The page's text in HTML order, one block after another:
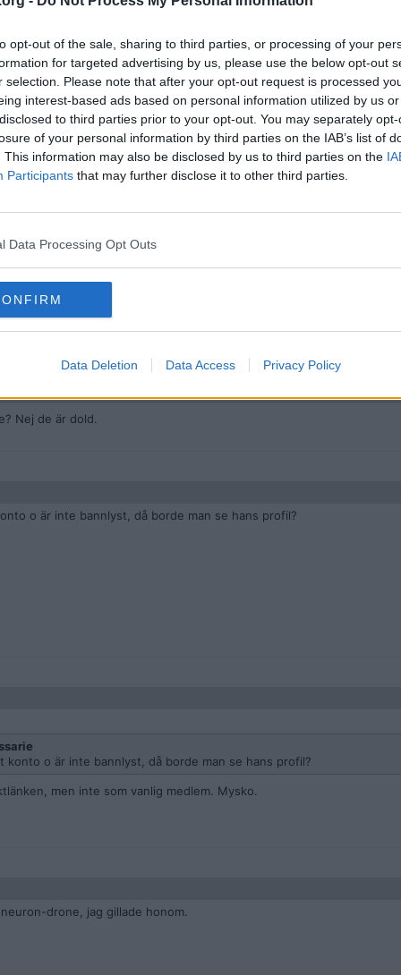
opt-out of the sale, sharing to third parties, or processing of your
for targeted advertising by us, please use the below opt-out
selection. Please note that after your opt-out request is processed
interest-based ads based on personal information utilized by us
to third parties prior to your opt-out. You may separately
of your personal information by third parties on the IAB’s list of
This information may also be disclosed by us to third parties on the
Participants that may further disclose it to other third parties.
Data Processing Opt Outs
Data Deletion Data Access Privacy Policy
är "Avslutat konto"?
användarkontons grejer manuellt.
här, och användarens inlägg här.
utan vill veta varför jag inte kan komma in på användarens profil
kan surfa "dolt", men det innebär enbart att du inte syns i listan över
Nej de är dold.
o är inte bannlyst, då borde man se hans profil?
o är inte bannlyst, då borde man se hans profil?
men inte som vanlig medlem. Mysko.
drone, jag gillade honom.